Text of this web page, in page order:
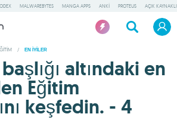
MALWAREBYTES MANGA APPS ANKI PROTEUS AÇIK
/ EN IYILER
altındaki en
Eğitim
keşfedin. - 4